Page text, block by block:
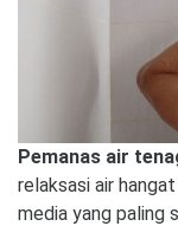
Pemanas air
relaksasi air
media yang paling